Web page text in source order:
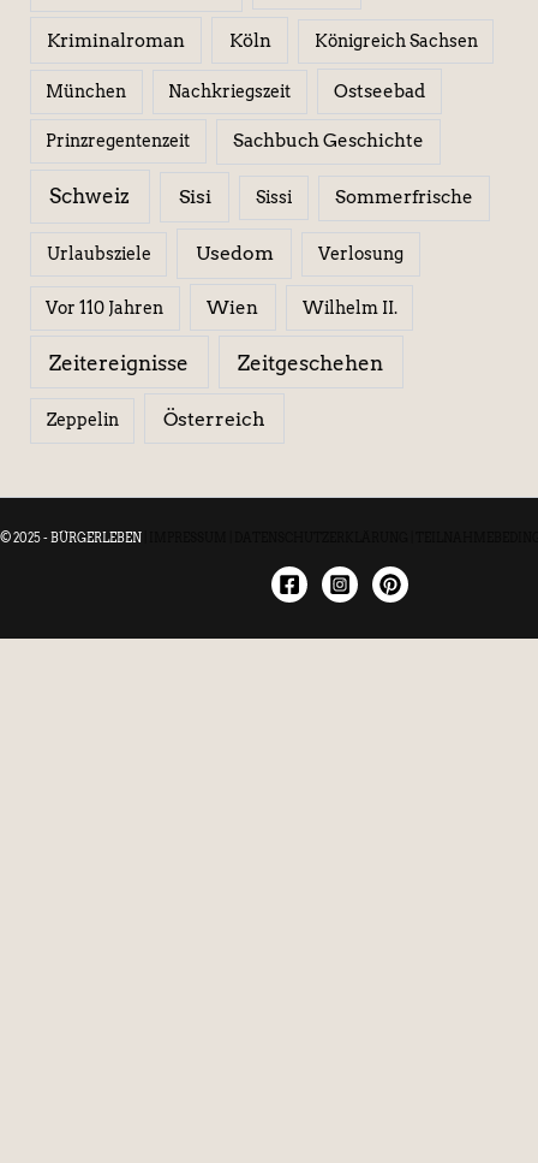
Kriminalroman Köln Königreich Sachsen
München Nachkriegszeit Ostseebad
Prinzregentenzeit Sachbuch Geschichte
Schweiz Sisi Sissi Sommerfrische
Urlaubsziele Usedom Verlosung
Vor 110 Jahren Wien Wilhelm II.
Zeitereignisse Zeitgeschehen
Zeppelin Österreich
© 2025 - BÜRGERLEBEN